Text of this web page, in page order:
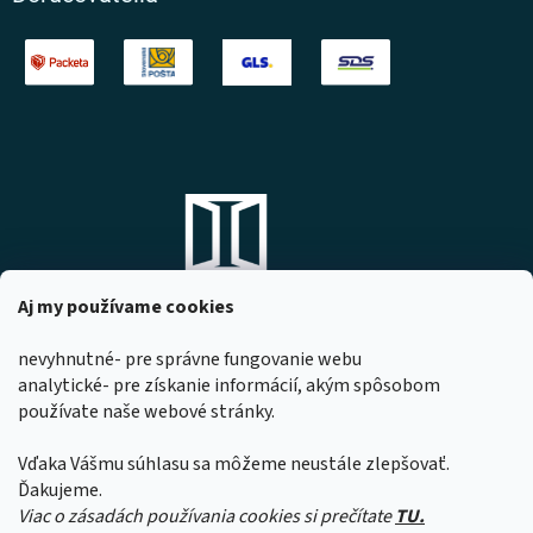
Aj my používame cookies
nevyhnutné- pre správne fungovanie webu
analytické- pre získanie informácií, akým spôsobom
používate naše webové stránky.
Vďaka Vášmu súhlasu sa môžeme neustále zlepšovať.
Ďakujeme.
Viac o zásadách používania cookies si prečítateTU.
DOMOVO s.r.o.
Komárňanská 167
947 01 Hurbanovo
IČO: 53967518